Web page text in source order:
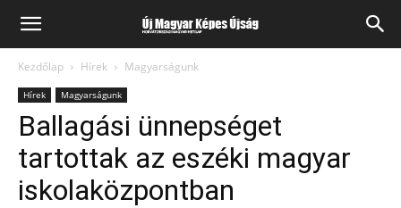
Kezdőlap Hírek Magyarságunk
Hírek Magyarságunk
Ballagási ünnepséget
tartottak az eszéki magyar
iskolaközpontban